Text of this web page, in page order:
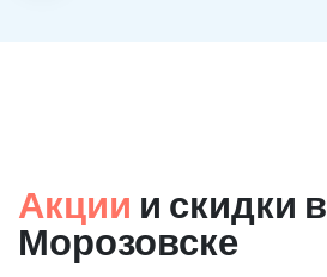
Акции и скидки в
Морозовске